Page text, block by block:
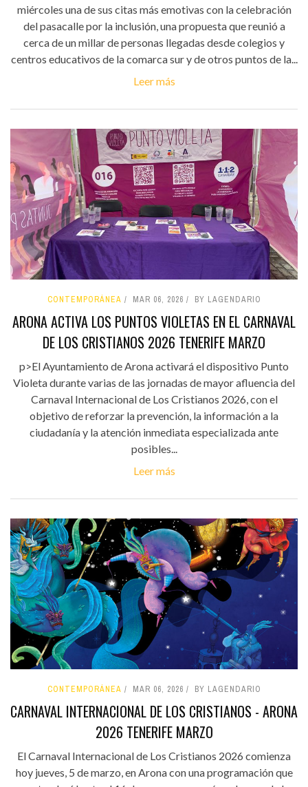
miércoles una de sus citas más emotivas con la celebración
del pasacalle por la inclusión, una propuesta que reunió a
cerca de un millar de personas llegadas desde colegios y
centros educativos de la comarca sur y de otros puntos de la...
Leer más
CONTEMPORÁNEA MAR 06, 2026 BY LAGENDARIO
ARONA ACTIVA LOS PUNTOS VIOLETAS EN EL CARNAVAL
DE LOS CRISTIANOS 2026 TENERIFE MARZO
p>El Ayuntamiento de Arona activará el dispositivo Punto
Violeta durante varias de las jornadas de mayor afluencia del
Carnaval Internacional de Los Cristianos 2026, con el
objetivo de reforzar la prevención, la información a la
ciudadanía y la atención inmediata especializada ante
posibles...
Leer más
CONTEMPORÁNEA MAR 06, 2026 BY LAGENDARIO
CARNAVAL INTERNACIONAL DE LOS CRISTIANOS - ARONA
2026 TENERIFE MARZO
El Carnaval Internacional de Los Cristianos 2026 comienza
hoy jueves, 5 de marzo, en Arona con una programación que